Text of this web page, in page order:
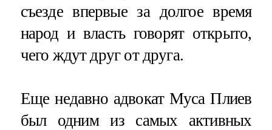
съезде впервые за долгое время
народ и власть говорят открыто,
чего ждут друг от друга.
Еще недавно адвокат Муса Плиев
был одним из самых активных